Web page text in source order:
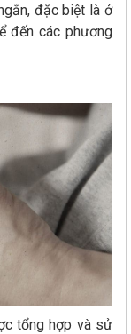
đặc biệt là ở
đến các phương
tổng hợp và sử